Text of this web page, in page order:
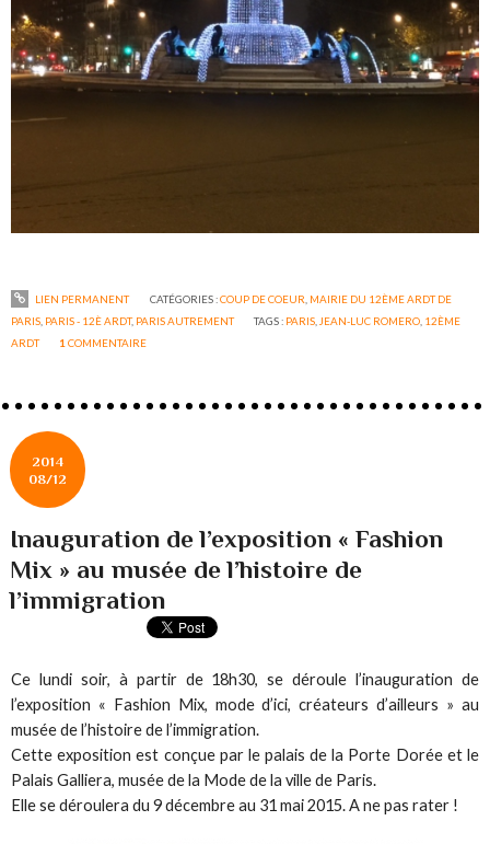
LIEN PERMANENT CATÉGORIES :COUP DE COEUR, MAIRIE DU 12ÈME ARDT DE
PARIS, PARIS - 12È ARDT, PARIS AUTREMENT TAGS : PARIS,JEAN-LUC ROMERO, 12ÈME
ARDT
1COMMENTAIRE
2014
08/12
Inauguration de l’exposition « Fashion
Mix » au musée de l’histoire de
l’immigration
Ce lundi soir, à partir de 18h30, se déroule l’inauguration de
l’exposition « Fashion Mix, mode d’ici, créateurs d’ailleurs » au
musée de l’histoire de l’immigration.
Cette exposition est conçue par le palais de la Porte Dorée et le
Palais Galliera, musée de la Mode de la ville de Paris.
Elle se déroulera du 9 décembre au 31 mai 2015. A ne pas rater !